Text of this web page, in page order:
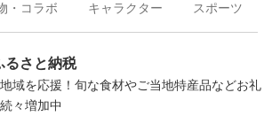
・コラボ キャラクター スポーツ
るさと納税
域を応援！旬な食材やご当地特産品などお礼
々増加中